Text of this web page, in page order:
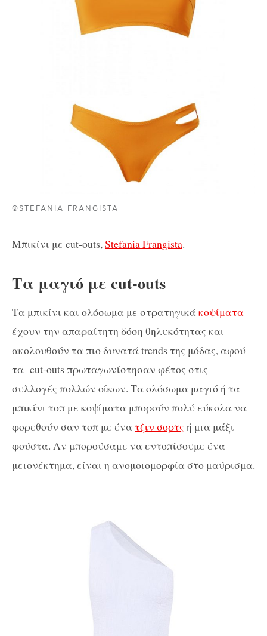
©STEFANIA FRANGISTA
Μπικίνι με cut-outs,Stefania Frangista.
Τα μαγιό με cut-outs
Τα μπικίνι και ολόσωμα με στρατηγικάκοψίματα
έχουν την απαραίτητη δόση θηλυκότητας και
ακολουθούν τα πιο δυνατά trends της μόδας, αφού
τα cut-outs πρωταγωνίστησαν φέτος στις
συλλογές πολλών οίκων. Τα ολόσωμα μαγιό ή τα
μπικίνι τοπ με κοψίματα μπορούν πολύ εύκολα να
φορεθούν σαν τοπ με ένατζιν σορτς ή μια μάξι
φούστα. Αν μπορούσαμε να εντοπίσουμε ένα
μειονέκτημα, είναι η ανομοιομορφία στο μαύρισμα.